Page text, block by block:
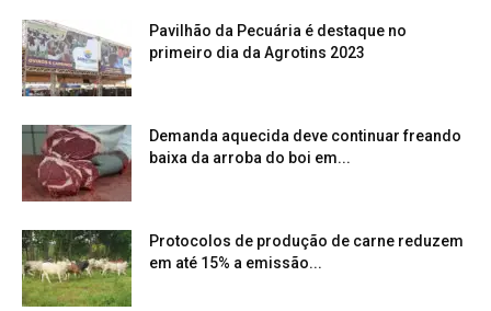
Pavilhão da Pecuária é destaque no
primeiro dia da Agrotins 2023
Demanda aquecida deve continuar freando
baixa da arroba do boi em...
Protocolos de produção de carne reduzem
em até 15% a emissão...